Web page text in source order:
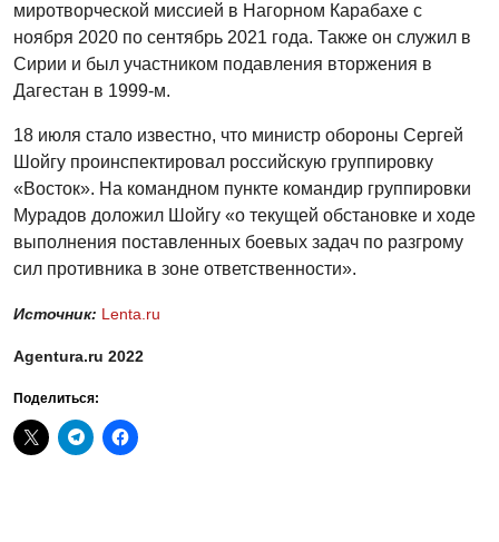
миротворческой миссией в Нагорном Карабахе с
ноября 2020 по сентябрь 2021 года. Также он служил в
Сирии и был участником подавления вторжения в
Дагестан в 1999-м.
18 июля стало известно, что министр обороны Сергей
Шойгу проинспектировал российскую группировку
«Восток». На командном пункте командир группировки
Мурадов доложил Шойгу «о текущей обстановке и ходе
выполнения поставленных боевых задач по разгрому
сил противника в зоне ответственности».
Источник: Lenta.ru
Agentura.ru 2022
Поделиться: